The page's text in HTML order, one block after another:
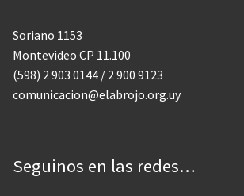
INFANCIA, ADOL. Y JUV.
CASA ABIERTA
ÓMNIBUS ITINERANTE
PASO JOVEN
Soriano 1153
Montevideo CP 11.100
(598) 2 903 0144 / 2 900 9123
comunicacion@elabrojo.org.uy
Seguinos en las redes…